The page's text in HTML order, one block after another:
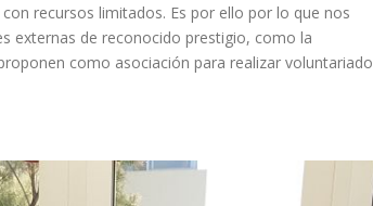
recursos limitados. Es por ello por lo que nos
externas de reconocido prestigio, como la
como asociación para realizar voluntariado